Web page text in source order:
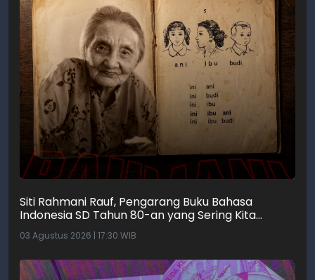
Siti Rahmani Rauf, Pengarang Buku Bahasa
Indonesia SD Tahun 80-an yang Sering Kita
Dengar dengan Ini Budi, Ini Bapak Budi, Ini Adik Budi
03 Agustus 2026 | 17:30 WIB